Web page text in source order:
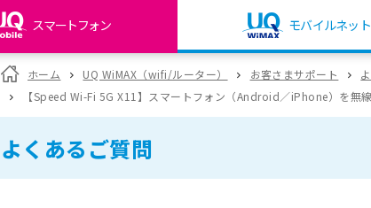
スマートフォン モバイルネット
my UQ WiMAX
UQ WiMAX ご契約の方
UQ mobile ご契約の方
ホーム UQ WiMAX（wifi/ルーター） お客さまサポート
【Speed Wi-Fi 5G X11】スマートフォン（Android／iPhone）を無
よくあるご質問